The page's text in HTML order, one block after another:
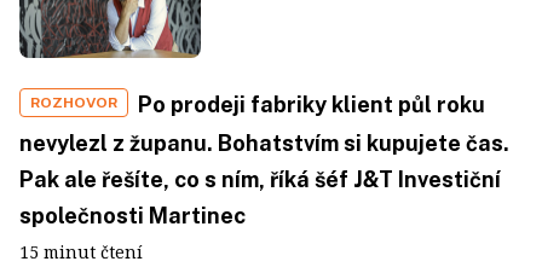
ROZHOVOR
Po prodeji fabriky klient půl roku
nevylezl z županu. Bohatstvím si kupujete čas.
Pak ale řešíte, co s ním, říká šéf J&T Investiční
společnosti Martinec
15 minut čtení